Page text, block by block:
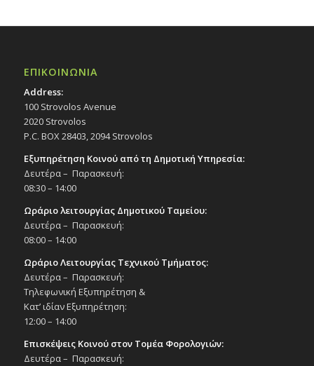
ΕΠΙΚΟΙΝΩΝΙΑ
Address:
100 Strovolos Avenue
2020 Strovolos
P.C. BOX 28403, 2094 Strovolos
Εξυπηρέτηση Κοινού από τη Δημοτική Υπηρεσία:
Δευτέρα – Παρασκευή:
08:30 – 14:00
Ωράριο λειτουργίας Δημοτικού Ταμείου:
Δευτέρα – Παρασκευή:
08:00 – 14:00
Ωράριο Λειτουργίας Τεχνικού Τμήματος:
Δευτέρα – Παρασκευή:
Τηλεφωνική Εξυπηρέτηση &
Κατ’ ιδίαν Εξυπηρέτηση:
12:00 – 14:00
Επισκέψεις Κοινού στον Τομέα Φορολογιών:
Δευτέρα – Παρασκευή: